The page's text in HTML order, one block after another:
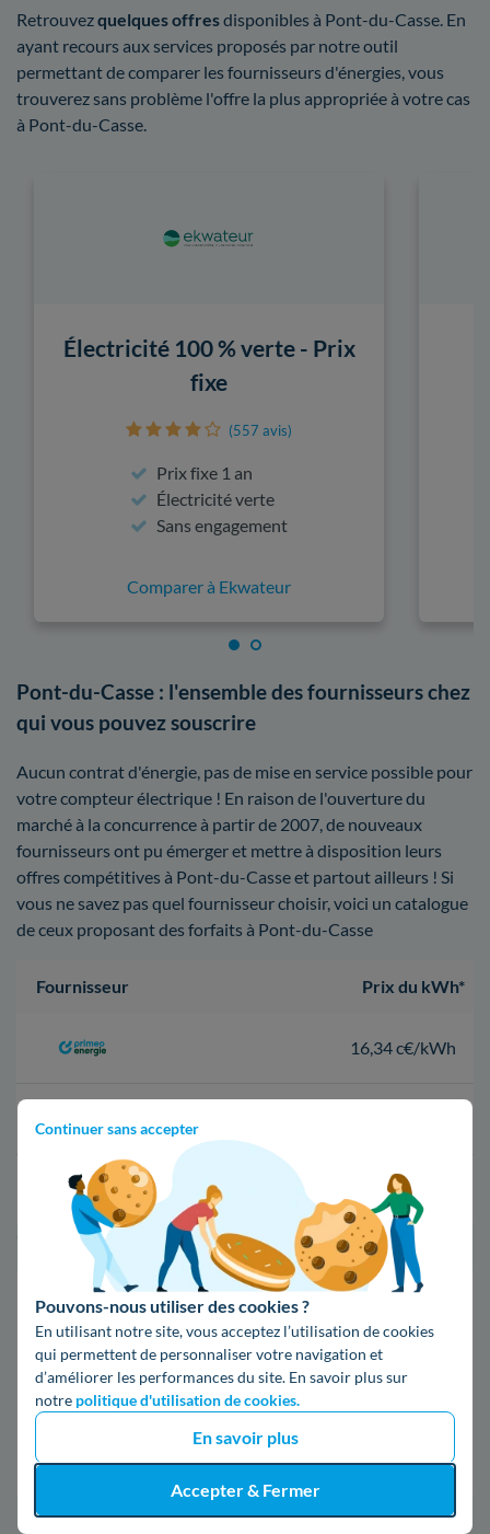
Continuer sans accepter
Pouvons-nous utiliser des cookies ?
En utilisant notre site, vous acceptez l’utilisation de cookies
qui permettent de personnaliser votre navigation et
d’améliorer les performances du site. En savoir plus sur
notre politique d'utilisation de cookies.
En savoir plus
Accepter & Fermer
Retrouvezquelques offresdisponibles à Pont-du-Casse. En
ayant recours aux services proposés par notre outil
permettant de comparer les fournisseurs d'énergies, vous
trouverez sans problème l'offre la plus appropriée à votre cas
à Pont-du-Casse.
Électricité 100 % verte - Prix
fixe
(557 avis)
Prix fixe 1 an
Électricité verte
Sans engagement
Comparer à Ekwateur
Pont-du-Casse : l'ensemble des fournisseurs chez
qui vous pouvez souscrire
Aucun contrat d'énergie, pas de mise en service possible pour
votre compteur électrique ! En raison de l'ouverture du
marché à la concurrence à partir de 2007, de nouveaux
fournisseurs ont pu émerger et mettre à disposition leurs
offres compétitives à Pont-du-Casse et partout ailleurs ! Si
vous ne savez pas quel fournisseur choisir, voici un catalogue
de ceux proposant des forfaits à Pont-du-Casse
Fournisseur Prix du kWh*
16,34 c€/kWh
17,83 c€/kWh
*Prix TTC pour un forfait base d’une puissance de 6 kVA
Infos / souscriptions
(appel non surtaxé)
09 78 46 71 74
Comparer les offres